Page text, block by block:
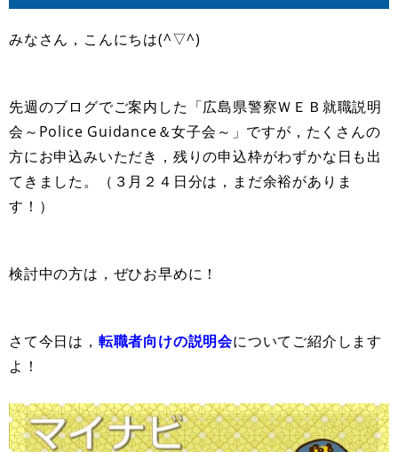
みなさん，こんにちは(^▽^)
先週のブログでご案内した「広島県警察ＷＥＢ就職説明
会～Police Guidance＆女子会～」ですが，たくさんの
方にお申込みいただき，残りの申込枠がわずかな日も出
てきました。（３月２４日分は，まだ余裕がありま
す！）
検討中の方は，ぜひお早めに！
さて今日は， 転職者向けの説明会についてご紹介します
よ！